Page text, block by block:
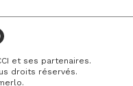
web
et ses partenaires.
droits réservés.
.